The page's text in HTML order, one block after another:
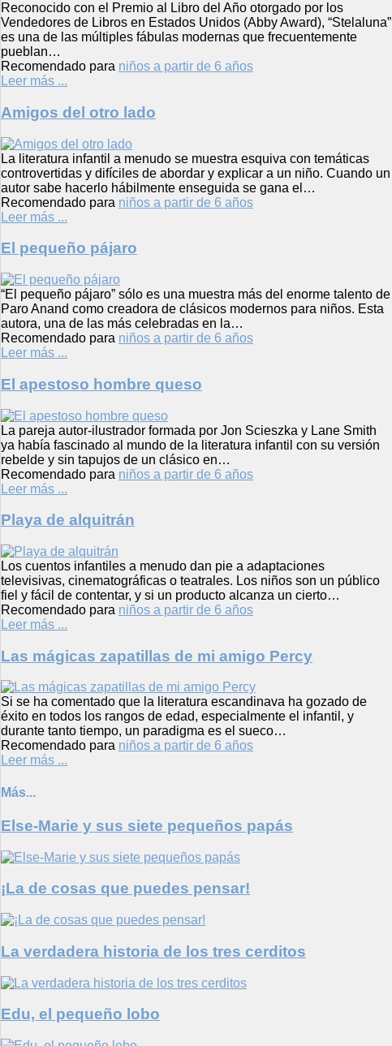
Reconocido con el Premio al Libro del Año otorgado por los
Vendedores de Libros en Estados Unidos (Abby Award), “Stelaluna”
es una de las múltiples fábulas modernas que frecuentemente
pueblan…
Recomendado para niños a partir de 6 años
Leer más ...
Amigos del otro lado
La literatura infantil a menudo se muestra esquiva con temáticas
controvertidas y difíciles de abordar y explicar a un niño. Cuando un
autor sabe hacerlo hábilmente enseguida se gana el…
Recomendado para niños a partir de 6 años
Leer más ...
El pequeño pájaro
“El pequeño pájaro” sólo es una muestra más del enorme talento de
Paro Anand como creadora de clásicos modernos para niños. Esta
autora, una de las más celebradas en la…
Recomendado para niños a partir de 6 años
Leer más ...
El apestoso hombre queso
La pareja autor-ilustrador formada por Jon Scieszka y Lane Smith
ya había fascinado al mundo de la literatura infantil con su versión
rebelde y sin tapujos de un clásico en…
Recomendado para niños a partir de 6 años
Leer más ...
Playa de alquitrán
Los cuentos infantiles a menudo dan pie a adaptaciones
televisivas, cinematográficas o teatrales. Los niños son un público
fiel y fácil de contentar, y si un producto alcanza un cierto…
Recomendado para niños a partir de 6 años
Leer más ...
Las mágicas zapatillas de mi amigo Percy
Si se ha comentado que la literatura escandinava ha gozado de
éxito en todos los rangos de edad, especialmente el infantil, y
durante tanto tiempo, un paradigma es el sueco…
Recomendado para niños a partir de 6 años
Leer más ...
Más...
Else-Marie y sus siete pequeños papás
¡La de cosas que puedes pensar!
La verdadera historia de los tres cerditos
Edu, el pequeño lobo